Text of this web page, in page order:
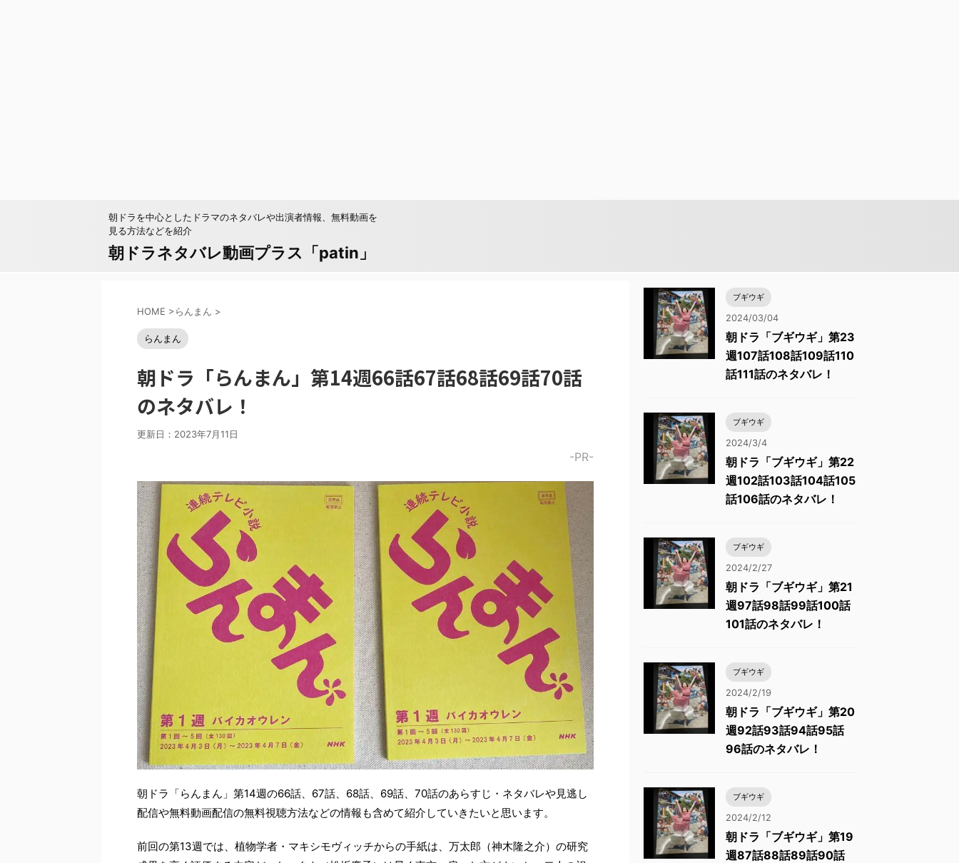
朝ドラを中心としたドラマのネタバレや出演者情報、無料動画を
見る方法などを紹介
朝ドラネタバレ動画プラス「patin」
HOME >らんまん >
らんまん
朝ドラ「らんまん」第14週66話67話68話69話70話
のネタバレ！
更新日： 2023年7月11日
-PR-
朝ドラ「らんまん」第14週の66話、67話、68話、69話、70話のあらすじ・ネタバレや見逃し
配信や無料動画配信の無料視聴方法などの情報も含めて紹介していきたいと思います。
前回の第13週では、植物学者・マキシモヴィッチからの手紙は、万太郎（神木隆之介）の研究
ブギウギ
2024/03/04
朝ドラ「ブギウギ」第23
週107話108話109話110
話111話のネタバレ！
ブギウギ
2024/3/4
朝ドラ「ブギウギ」第22
週102話103話104話105
話106話のネタバレ！
ブギウギ
2024/2/27
朝ドラ「ブギウギ」第21
週97話98話99話100話
101話のネタバレ！
ブギウギ
2024/2/19
朝ドラ「ブギウギ」第20
週92話93話94話95話
96話のネタバレ！
ブギウギ
2024/2/12
朝ドラ「ブギウギ」第19
週87話88話89話90話